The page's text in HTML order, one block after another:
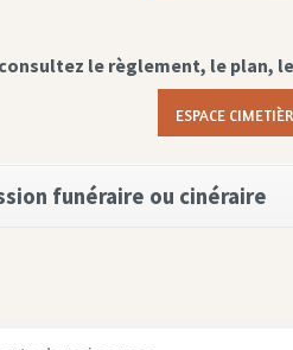
le règlement, le plan,
ESPACE
funéraire ou cinéraire